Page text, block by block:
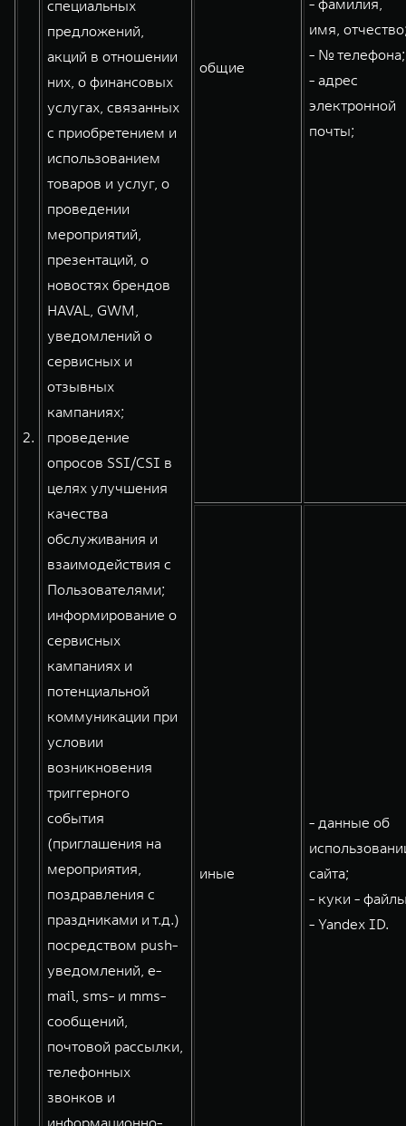
2.
специальных
предложений,
акций в отношении
них, о финансовых
услугах, связанных
с приобретением и
использованием
товаров и услуг, о
проведении
мероприятий,
презентаций, о
новостях брендов
HAVAL, GWM,
уведомлений о
сервисных и
отзывных
кампаниях;
проведение
опросов SSI/CSI в
целях улучшения
качества
обслуживания и
взаимодействия с
Пользователями;
информирование о
сервисных
кампаниях и
потенциальной
коммуникации при
условии
возникновения
триггерного
события
(приглашения на
мероприятия,
поздравления с
праздниками и т.д.)
посредством push-
уведомлений, e-
mail, sms- и mms-
сообщений,
почтовой рассылки,
телефонных
звонков и
информационно-
общие
- фамилия,
имя,
- № телефона;
- адрес
электронной
почты;
иные
- данные об
сайта;
- куки -
- Yandex ID.